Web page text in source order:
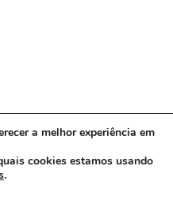
DF
a melhor experiência em
cookies estamos usando
.